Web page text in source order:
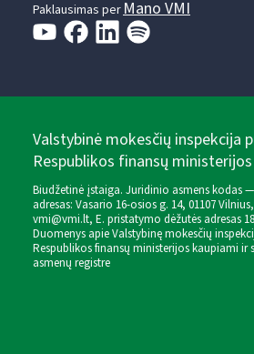
Paklausimas perMano VMI
Valstybinė mokesčių inspekcija
Respublikos finansų ministerijos
Biudžetinė įstaiga. Juridinio asmens kodas —
adresas: Vasario 16-osios g. 14, 01107
vmi@vmi.lt, E. pristatymo dėžutės adresas
Duomenys apie Valstybinę mokesčių
Respublikos finansų ministerijos kaupiami ir
asmenų registre